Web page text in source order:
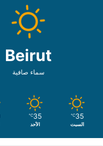
Beirut
سماء صافية
35
℃
السبت
35
℃
الأحد